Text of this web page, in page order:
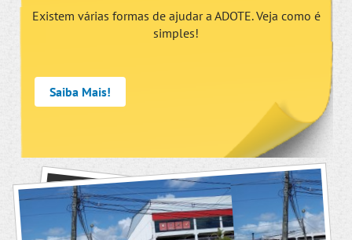
Existem várias formas de ajudar a ADOTE. Veja como é
simples!
Saiba Mais!